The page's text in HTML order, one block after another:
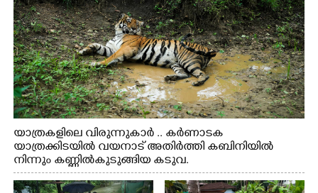
യാത്രകളിലെ വിരുന്നുകാർ .. കർണാടക
യാത്രക്കിടയിൽ വയനാട് അതിർത്തി കബിനിയിൽ
നിന്നും കണ്ണിൽകുടുങ്ങിയ കടുവ.